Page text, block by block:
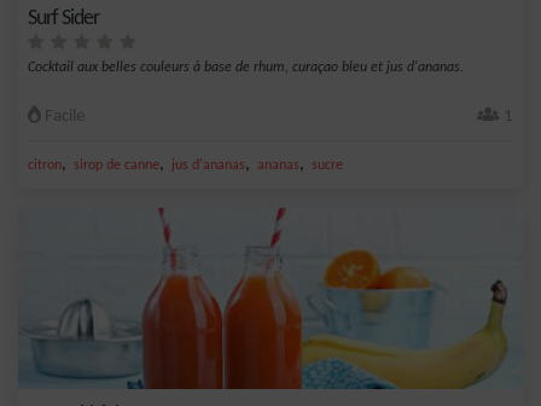
Surf Sider
Cocktail aux belles couleurs à base de rhum, curaçao bleu et jus d'ananas.
Facile 1
citron, sirop de canne, jus d'ananas, ananas, sucre